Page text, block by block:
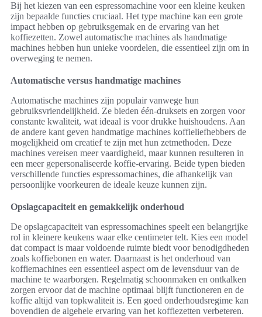
Bij het kiezen van een espressomachine voor een kleine keuken
zijn bepaalde functies cruciaal. Het type machine kan een grote
impact hebben op gebruiksgemak en de ervaring van het
koffiezetten. Zowel automatische machines als handmatige
machines hebben hun unieke voordelen, die essentieel zijn om in
overweging te nemen.
Automatische versus handmatige machines
Automatische machines zijn populair vanwege hun
gebruiksvriendelijkheid. Ze bieden één-druksets en zorgen voor
constante kwaliteit, wat ideaal is voor drukke huishoudens. Aan
de andere kant geven handmatige machines koffieliefhebbers de
mogelijkheid om creatief te zijn met hun zetmethoden. Deze
machines vereisen meer vaardigheid, maar kunnen resulteren in
een meer gepersonaliseerde koffie-ervaring. Beide typen bieden
verschillende functies espressomachines, die afhankelijk van
persoonlijke voorkeuren de ideale keuze kunnen zijn.
Opslagcapaciteit en gemakkelijk onderhoud
De opslagcapaciteit van espressomachines speelt een belangrijke
rol in kleinere keukens waar elke centimeter telt. Kies een model
dat compact is maar voldoende ruimte biedt voor benodigdheden
zoals koffiebonen en water. Daarnaast is het onderhoud van
koffiemachines een essentieel aspect om de levensduur van de
machine te waarborgen. Regelmatig schoonmaken en ontkalken
zorgen ervoor dat de machine optimaal blijft functioneren en de
koffie altijd van topkwaliteit is. Een goed onderhoudsregime kan
bovendien de algehele ervaring van het koffiezetten verbeteren.